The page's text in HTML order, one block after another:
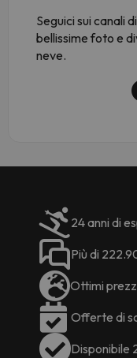
Seguici sui canali
bellissime foto e
neve.
24 anni di
Più di
Ottimi
Offerte di
Disponibile